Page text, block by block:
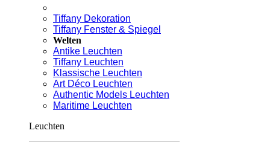
Tiffany Dekoration
Tiffany Fenster & Spiegel
Welten
Antike Leuchten
Tiffany Leuchten
Klassische Leuchten
Art Déco Leuchten
Authentic Models Leuchten
Maritime Leuchten
Leuchten